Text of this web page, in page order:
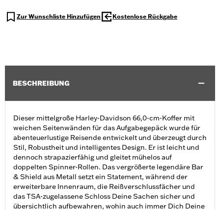
Zur Wunschliste Hinzufügen Kostenlose Rückgabe
BESCHREIBUNG
Dieser mittelgroße Harley-Davidson 66,0-cm-Koffer mit
weichen Seitenwänden für das Aufgabegepäck wurde für
abenteuerlustige Reisende entwickelt und überzeugt durch
Stil, Robustheit und intelligentes Design. Er ist leicht und
dennoch strapazierfähig und gleitet mühelos auf
doppelten Spinner-Rollen. Das vergrößerte legendäre Bar
& Shield aus Metall setzt ein Statement, während der
erweiterbare Innenraum, die Reißverschlussfächer und
das TSA-zugelassene Schloss Deine Sachen sicher und
übersichtlich aufbewahren, wohin auch immer Dich Deine